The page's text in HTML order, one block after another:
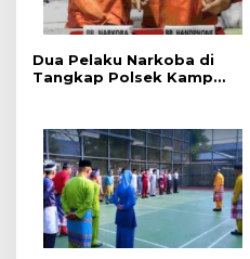
Dua Pelaku Narkoba di
Tangkap Polsek Kampar